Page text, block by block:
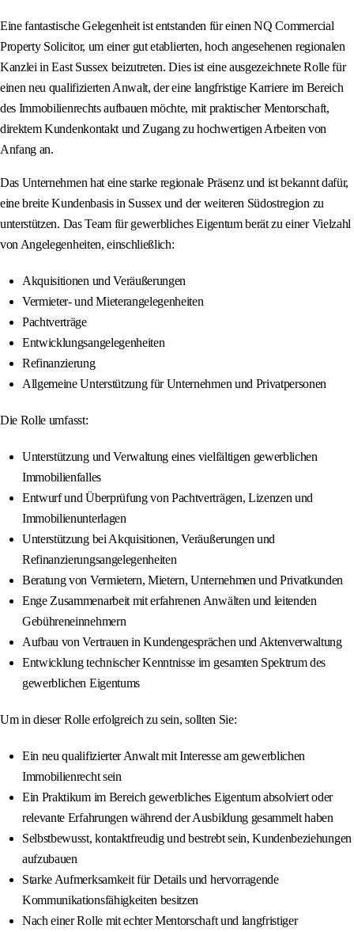
Eine fantastische Gelegenheit ist entstanden für einen NQ Commercial
Property Solicitor, um einer gut etablierten, hoch angesehenen regionalen
Kanzlei in East Sussex beizutreten. Dies ist eine ausgezeichnete Rolle für
einen neu qualifizierten Anwalt, der eine langfristige Karriere im Bereich
des Immobilienrechts aufbauen möchte, mit praktischer Mentorschaft,
direktem Kundenkontakt und Zugang zu hochwertigen Arbeiten von
Anfang an.
Das Unternehmen hat eine starke regionale Präsenz und ist bekannt dafür,
eine breite Kundenbasis in Sussex und der weiteren Südostregion zu
unterstützen. Das Team für gewerbliches Eigentum berät zu einer Vielzahl
von Angelegenheiten, einschließlich:
Akquisitionen und Veräußerungen
Vermieter- und Mieterangelegenheiten
Pachtverträge
Entwicklungsangelegenheiten
Refinanzierung
Allgemeine Unterstützung für Unternehmen und Privatpersonen
Die Rolle umfasst:
Unterstützung und Verwaltung eines vielfältigen gewerblichen
Immobilienfalles
Entwurf und Überprüfung von Pachtverträgen, Lizenzen und
Immobilienunterlagen
Unterstützung bei Akquisitionen, Veräußerungen und
Refinanzierungsangelegenheiten
Beratung von Vermietern, Mietern, Unternehmen und Privatkunden
Enge Zusammenarbeit mit erfahrenen Anwälten und leitenden
Gebühreneinnehmern
Aufbau von Vertrauen in Kundengesprächen und Aktenverwaltung
Entwicklung technischer Kenntnisse im gesamten Spektrum des
gewerblichen Eigentums
Um in dieser Rolle erfolgreich zu sein, sollten Sie:
Ein neu qualifizierter Anwalt mit Interesse am gewerblichen
Immobilienrecht sein
Ein Praktikum im Bereich gewerbliches Eigentum absolviert oder
relevante Erfahrungen während der Ausbildung gesammelt haben
Selbstbewusst, kontaktfreudig und bestrebt sein, Kundenbeziehungen
aufzubauen
Starke Aufmerksamkeit für Details und hervorragende
Kommunikationsfähigkeiten besitzen
Nach einer Rolle mit echter Mentorschaft und langfristiger